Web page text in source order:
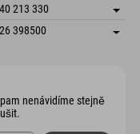
adresu
o příjezdu
213 330
adresu
398500
nenávidíme stejně